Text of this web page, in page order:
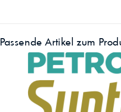
Passende Artikel zum